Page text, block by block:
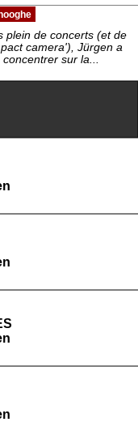
plein de concerts (et de
camera'), Jürgen a
sur la...